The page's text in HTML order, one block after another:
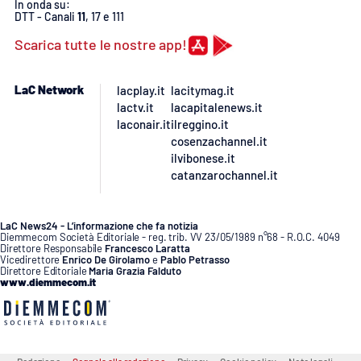
SPECIALI
Buona Sanità Calabria
CALABRIAVISIONE
Food
Storie
LAC
NETWORK
In onda su:
DTT - Canali 11, 17 e 111
Scarica tutte le nostre app!
LaC Network
lacplay.it
lactv.it
laconair.it
lacitymag.it
lacapitalenews.it
ilreggino.it
cosenzachannel.it
ilvibonese.it
catanzarochannel.it
LaC News24 - L’informazione che fa notizia
Diemmecom Società Editoriale - reg. trib. VV 23/05/1989 n°68 - R.O.C. 4049
Direttore Responsabile Francesco Laratta
Vicedirettore Enrico De GirolamoePablo Petrasso
Direttore Editoriale Maria Grazia Falduto
www.diemmecom.it